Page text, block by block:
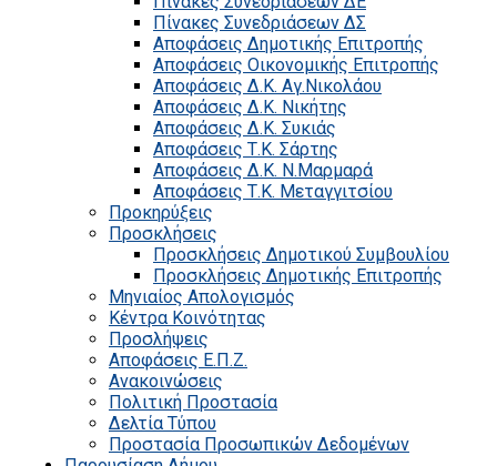
Πίνακες Συνεδριάσεων ΔΣ
Αποφάσεις Δημοτικής Επιτροπής
Αποφάσεις Οικονομικής Επιτροπής
Αποφάσεις Δ.Κ. Αγ.Νικολάου
Αποφάσεις Δ.Κ. Νικήτης
Αποφάσεις Δ.Κ. Συκιάς
Αποφάσεις Τ.Κ. Σάρτης
Αποφάσεις Δ.Κ. Ν.Μαρμαρά
Αποφάσεις Τ.Κ. Μεταγγιτσίου
Προκηρύξεις
Προσκλήσεις
Προσκλήσεις Δημοτικού Συμβουλίου
Προσκλήσεις Δημοτικής Επιτροπής
Μηνιαίος Απολογισμός
Κέντρα Κοινότητας
Προσλήψεις
Αποφάσεις Ε.Π.Ζ.
Ανακοινώσεις
Πολιτική Προστασία
Δελτία Τύπου
Προστασία Προσωπικών Δεδομένων